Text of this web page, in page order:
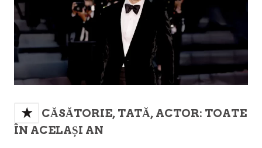
CĂSĂTORIE, TATĂ, ACTOR: TOATE
ÎN ACELAȘI AN